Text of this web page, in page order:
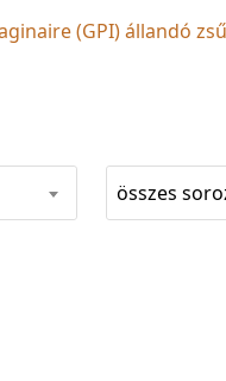
(GPI) állandó
összes